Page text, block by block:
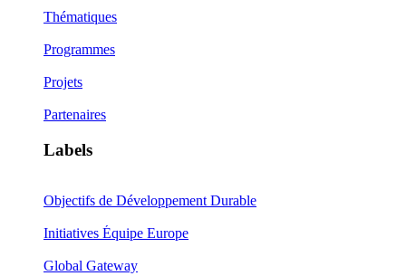
Thématiques
Programmes
Projets
Partenaires
Labels
Objectifs de Développement Durable
Initiatives Équipe Europe
Global Gateway